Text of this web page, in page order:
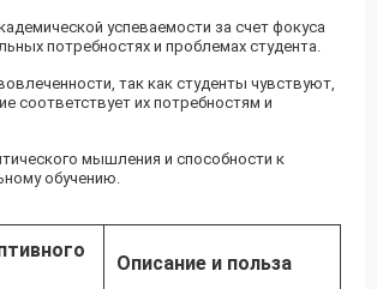
успеваемости за счет фокуса
потребностях и проблемах студента.
так как студенты чувствуют,
соответствует их потребностям и
мышления и способности к
обучению.
Описание и польза